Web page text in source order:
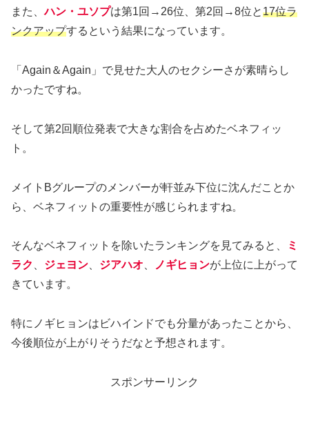
また、ハン・ユソプは第1回→26位、第2回→8位と17位ラ
ンクアップするという結果になっています。
「Again＆Again」で見せた大人のセクシーさが素晴らし
かったですね。
そして第2回順位発表で大きな割合を占めたベネフィッ
ト。
メイトBグループのメンバーが軒並み下位に沈んだことか
ら、ベネフィットの重要性が感じられますね。
そんなベネフィットを除いたランキングを見てみると、
ミ
ラク
ジェヨン ジアハオ ノギヒョンが上位に上がって
きています。
特にノギヒョンはビハインドでも分量があったことから、
今後順位が上がりそうだなと予想されます。
スポンサーリンク